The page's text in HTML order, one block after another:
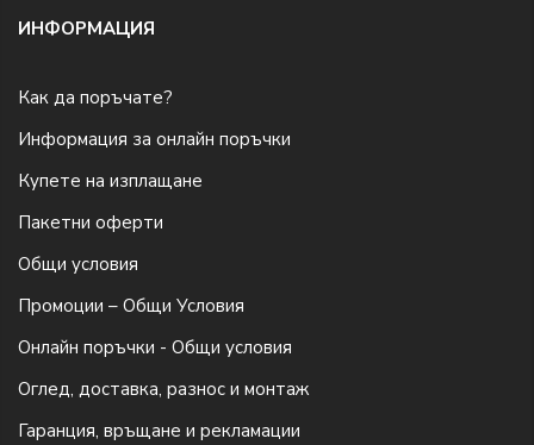
ИНФОРМАЦИЯ
Как да поръчате?
Информация за онлайн поръчки
Купете на изплащане
Пакетни оферти
Общи условия
Промоции – Общи Условия
Онлайн поръчки - Общи условия
Оглед, доставка, разнос и монтаж
Гаранция, връщане и рекламации